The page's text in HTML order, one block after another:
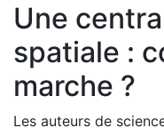
Une
spatiale :
marche ?
Les auteurs de